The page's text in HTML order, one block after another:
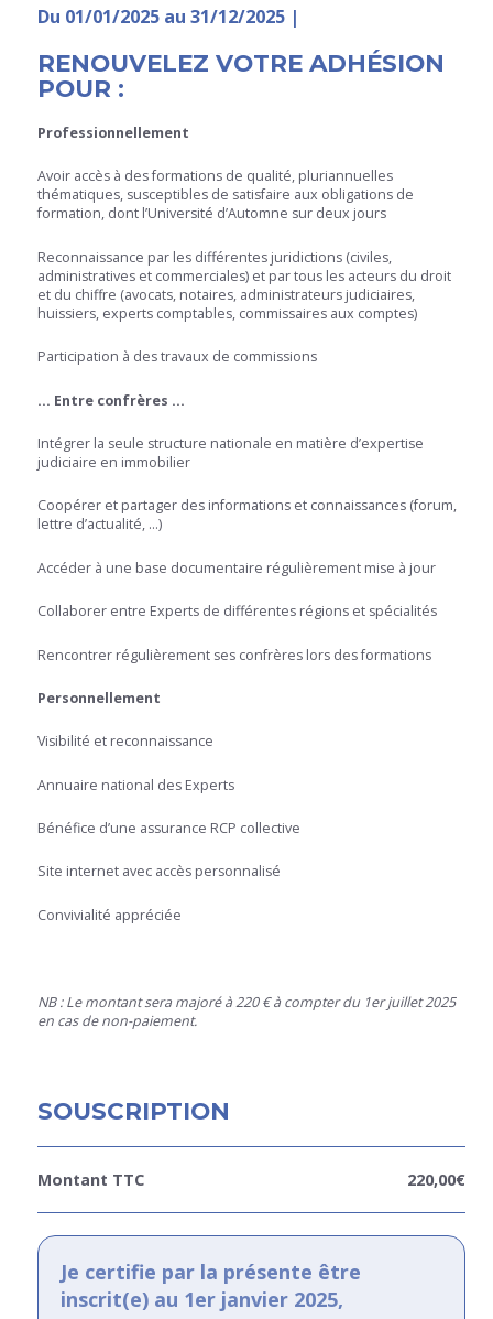
Du 01/01/2025 au 31/12/2025 |
RENOUVELEZ VOTRE ADHÉSION
POUR :
Professionnellement
Avoir accès à des formations de qualité, pluriannuelles
thématiques, susceptibles de satisfaire aux obligations de
formation, dont l’Université d’Automne sur deux jours
Reconnaissance par les différentes juridictions (civiles,
administratives et commerciales) et par tous les acteurs du droit
et du chiffre (avocats, notaires, administrateurs judiciaires,
huissiers, experts comptables, commissaires aux comptes)
Participation à des travaux de commissions
… Entre confrères …
Intégrer la seule structure nationale en matière d’expertise
judiciaire en immobilier
Coopérer et partager des informations et connaissances (forum,
lettre d’actualité, …)
Accéder à une base documentaire régulièrement mise à jour
Collaborer entre Experts de différentes régions et spécialités
Rencontrer régulièrement ses confrères lors des formations
Personnellement
Visibilité et reconnaissance
Annuaire national des Experts
Bénéfice d’une assurance RCP collective
Site internet avec accès personnalisé
Convivialité appréciée
NB : Le montant sera majoré à 220 € à compter du 1er juillet 2025
en cas de non-paiement.
SOUSCRIPTION
220,00€
Je certifie par la présente être
inscrit(e) au 1er janvier 2025,